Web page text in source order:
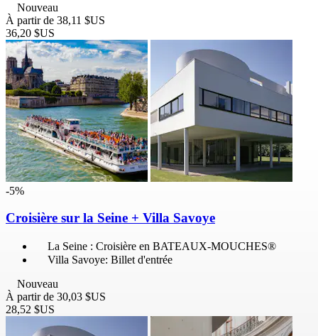
Nouveau
À partir de 38,11 $US
36,20 $US
-5%
Croisière sur la Seine + Villa Savoye
La Seine : Croisière en BATEAUX-MOUCHES®
Villa Savoye: Billet d'entrée
Nouveau
À partir de 30,03 $US
28,52 $US